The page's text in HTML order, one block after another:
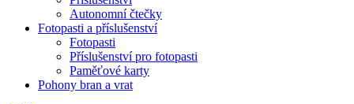
Autonomní čtečky
Fotopasti a příslušenství
Fotopasti
Příslušenství pro fotopasti
Paměťové karty
Pohony bran a vrat